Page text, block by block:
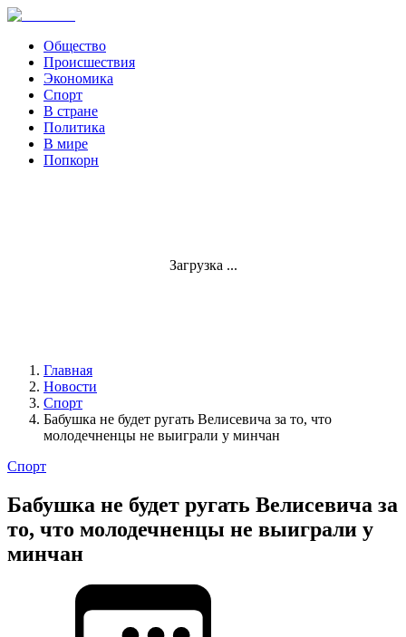
Общество
Происшествия
Экономика
Спорт
В стране
Политика
В мире
Попкорн
Загрузка ...
Главная
Новости
Спорт
Бабушка не будет ругать Велисевича за то, что
молодечненцы не выиграли у минчан
Спорт
Бабушка не будет ругать Велисевича за
то, что молодечненцы не выиграли у
минчан